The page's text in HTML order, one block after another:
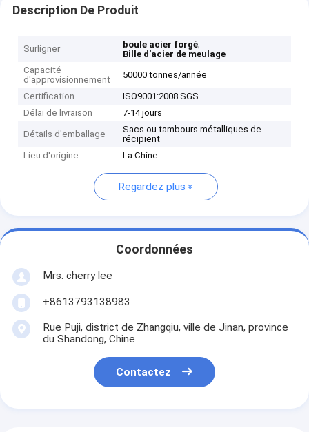
Description De Produit
Surligner boule acier forgé,
Bille d'acier de meulage
Capacité
d'approvisionnement
50000 tonnes/année
Certification
ISO9001:2008 SGS
Délai de livraison
7-14 jours
Détails d'emballage
Sacs ou tambours métalliques de
récipient
Lieu d'origine
La Chine
Regardez plus
Coordonnées
Mrs. cherry lee
+8613793138983
Rue Puji, district de Zhangqiu, ville de Jinan, province
du Shandong, Chine
Contactez